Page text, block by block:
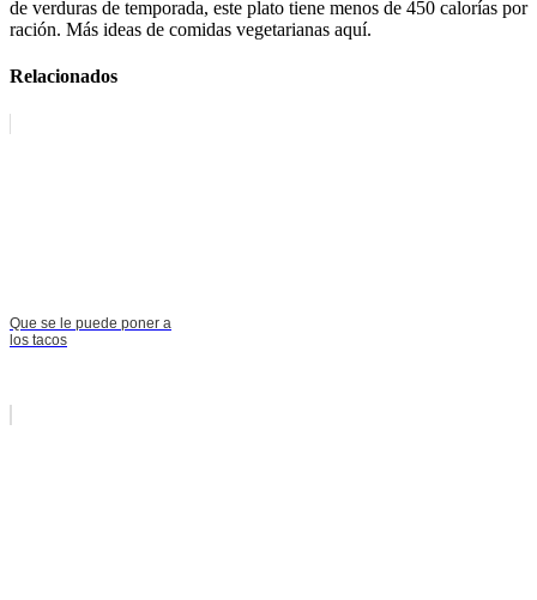
de verduras de temporada, este plato tiene menos de 450 calorías por
ración. Más ideas de comidas vegetarianas aquí.
Relacionados
Que se le puede poner a
los tacos